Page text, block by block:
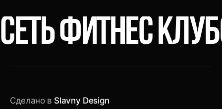
СЕТЬ ФИТНЕС
Сделано в Slavny Design